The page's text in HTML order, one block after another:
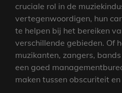
cruciale rol in de
vertegenwoordigen, hun
te helpen bij het bereiken
verschillende gebieden. Of
muzikanten, zangers,
een goed
maken tussen obscuriteit en